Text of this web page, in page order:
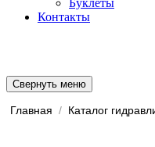
Буклеты
Контакты
Свернуть меню
Главная /